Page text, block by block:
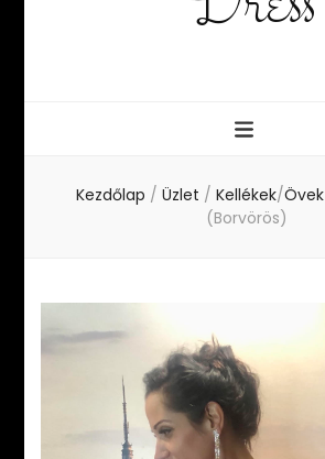
Kezdőlap / Üzlet / Kellékek/Övek
(Borvörös)